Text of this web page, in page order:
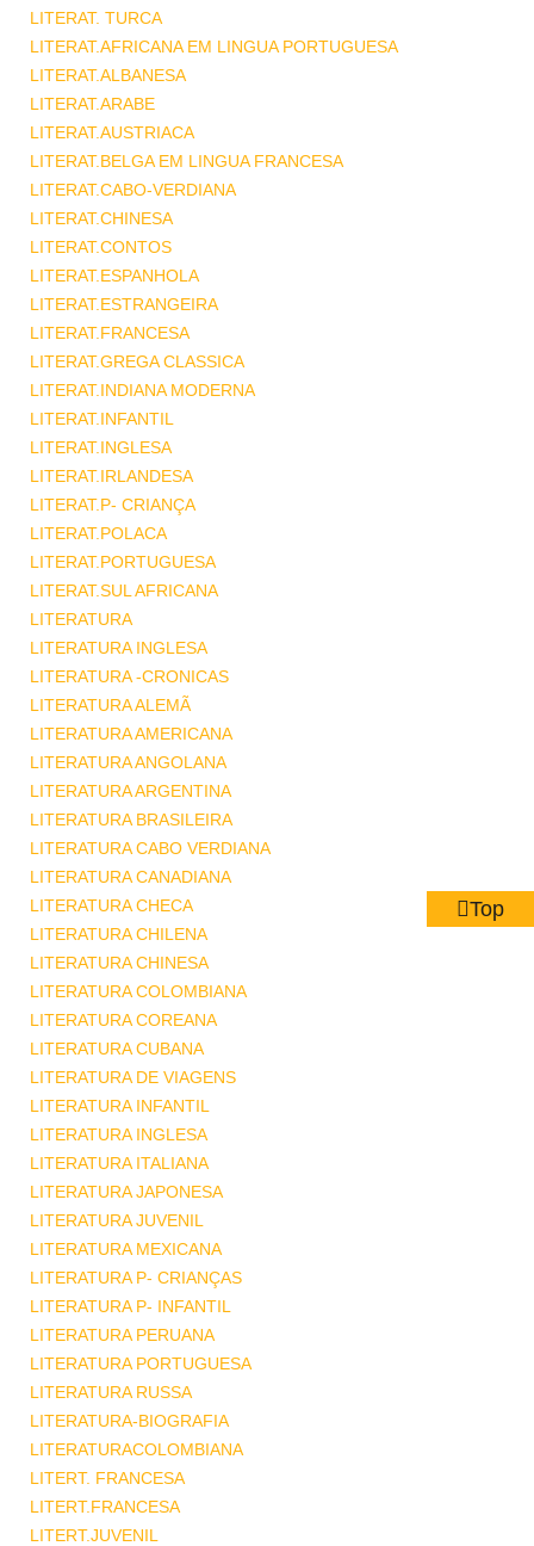
LITERAT. TURCA
LITERAT.AFRICANA EM LINGUA PORTUGUESA
LITERAT.ALBANESA
LITERAT.ARABE
LITERAT.AUSTRIACA
LITERAT.BELGA EM LINGUA FRANCESA
LITERAT.CABO-VERDIANA
LITERAT.CHINESA
LITERAT.CONTOS
LITERAT.ESPANHOLA
LITERAT.ESTRANGEIRA
LITERAT.FRANCESA
LITERAT.GREGA CLASSICA
LITERAT.INDIANA MODERNA
LITERAT.INFANTIL
LITERAT.INGLESA
LITERAT.IRLANDESA
LITERAT.P- CRIANÇA
LITERAT.POLACA
LITERAT.PORTUGUESA
LITERAT.SUL AFRICANA
LITERATURA
LITERATURA INGLESA
LITERATURA -CRONICAS
LITERATURA ALEMÃ
LITERATURA AMERICANA
LITERATURA ANGOLANA
LITERATURA ARGENTINA
LITERATURA BRASILEIRA
LITERATURA CABO VERDIANA
LITERATURA CANADIANA
LITERATURA CHECA
LITERATURA CHILENA
LITERATURA CHINESA
LITERATURA COLOMBIANA
LITERATURA COREANA
LITERATURA CUBANA
LITERATURA DE VIAGENS
LITERATURA INFANTIL
LITERATURA INGLESA
LITERATURA ITALIANA
LITERATURA JAPONESA
LITERATURA JUVENIL
LITERATURA MEXICANA
LITERATURA P- CRIANÇAS
LITERATURA P- INFANTIL
LITERATURA PERUANA
LITERATURA PORTUGUESA
LITERATURA RUSSA
LITERATURA-BIOGRAFIA
LITERATURACOLOMBIANA
LITERT. FRANCESA
LITERT.FRANCESA
LITERT.JUVENIL
Top